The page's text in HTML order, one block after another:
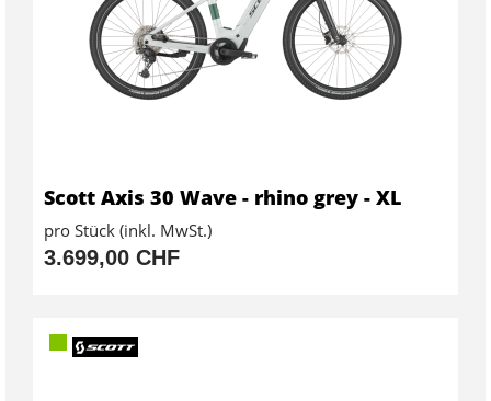
Scott Axis 30 Wave - rhino grey - XL
pro Stück (inkl. MwSt.)
3.699,00 CHF